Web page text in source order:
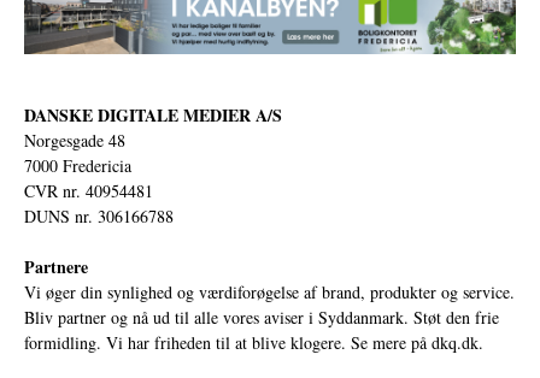
DANSKE DIGITALE MEDIER A/S
Norgesgade 48
7000 Fredericia
CVR nr. 40954481
DUNS nr. 306166788
Partnere
Vi øger din synlighed og værdiforøgelse af brand, produkter og service.
Bliv partner og nå ud til alle vores aviser i Syddanmark. Støt den frie
formidling. Vi har friheden til at blive klogere. Se mere på dkq.dk.